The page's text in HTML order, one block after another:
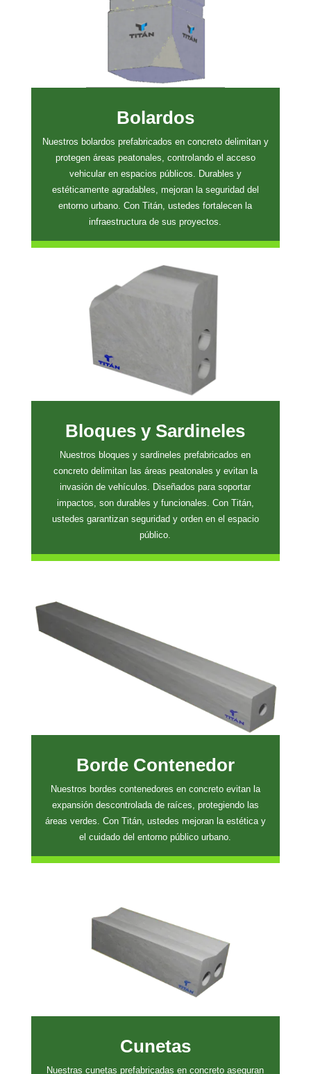
Bolardos
Nuestros bolardos prefabricados en concreto delimitan y
protegen áreas peatonales, controlando el acceso
vehicular en espacios públicos. Durables y
estéticamente agradables, mejoran la seguridad del
entorno urbano. Con Titán, ustedes fortalecen la
infraestructura de sus proyectos.
Bloques y Sardineles
Nuestros bloques y sardineles prefabricados en
concreto delimitan las áreas peatonales y evitan la
invasión de vehículos. Diseñados para soportar
impactos, son durables y funcionales. Con Titán,
ustedes garantizan seguridad y orden en el espacio
público.
Borde Contenedor
Nuestros bordes contenedores en concreto evitan la
expansión descontrolada de raíces, protegiendo las
áreas verdes. Con Titán, ustedes mejoran la estética y
el cuidado del entorno público urbano.
Cunetas
Nuestras cunetas prefabricadas en concreto aseguran